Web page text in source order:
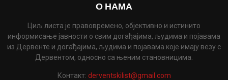
О НАМА
Циљ листа је правовремено, објективно и истинито
информисање јавности о свим догађајима, људима и појавама
из Дервенте и догађајима, људима и појавама које имају везу с
Дервентом, односно са њеним становницима.
Контакт: derventskilist@gmail.com